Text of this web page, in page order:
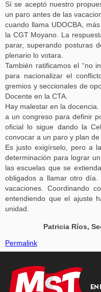
Sí se aceptó nuestro
un paro antes de las
cuando llama UDOCBA,
la CGT Moyano. La
parar, superando posturas
plenario lo votara.
También ratificamos el “no
para nacionalizar el
gremios y seccionales de
Docente en la CTA.
Hay malestar en la
a un congreso para definir
oficial lo sigue dando la
convocar a un paro y plan
Es justo exigírselo, pero a
determinación para lograr
las escuelas que se
obligados a llamar otro día.
vacaciones. Coordinando
entendiendo que el ajuste
unidad.
Patricia Ríos,
Permalink